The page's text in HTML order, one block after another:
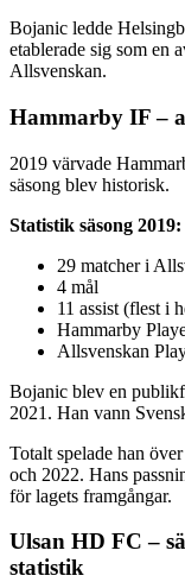
Bojanic ledde
etablerade sig som en
Allsvenskan.
Hammarby IF –
2019 värvade
säsong blev historisk.
Statistik säsong 2019:
29 matcher i
4 mål
11 assist (flest i
Hammarby
Allsvenskan
Bojanic blev en
2021. Han vann
Totalt spelade han
och 2022. Hans
för lagets framgångar.
Ulsan HD FC –
statistik